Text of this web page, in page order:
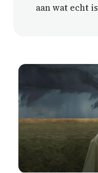
aan wat echt is